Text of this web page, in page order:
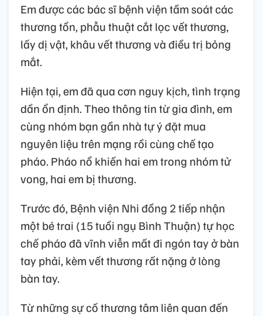
Em được các bác sĩ bệnh viện tầm soát các
thương tổn, phẫu thuật cắt lọc vết thương,
lấy dị vật, khâu vết thương và điều trị bỏng
mắt.
Hiện tại, em đã qua cơn nguy kịch, tình trạng
dần ổn định. Theo thông tin từ gia đình, em
cùng nhóm bạn gần nhà tự ý đặt mua
nguyên liệu trên mạng rồi cùng chế tạo
pháo. Pháo nổ khiến hai em trong nhóm tử
vong, hai em bị thương.
Trước đó, Bệnh viện Nhi đồng 2 tiếp nhận
một bé trai (15 tuổi ngụ Bình Thuận) tự học
chế pháo đã vĩnh viễn mất đi ngón tay ở bàn
tay phải, kèm vết thương rất nặng ở lòng
bàn tay.
Từ những sự cố thương tâm liên quan đến